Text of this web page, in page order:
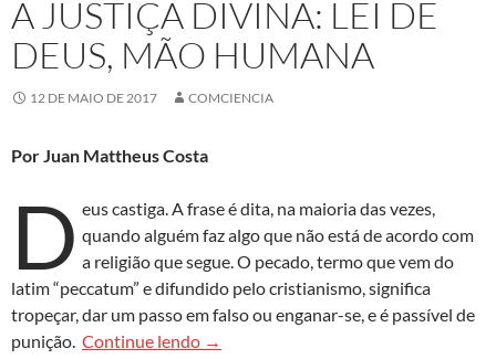
A JUSTIÇA DIVINA: LEI DE
DEUS, MÃO HUMANA
12 DE MAIO DE 2017 COMCIENCIA
Por Juan Mattheus Costa
D eus castiga. A frase é dita, na maioria das vezes,
quando alguém faz algo que não está de acordo com
a religião que segue. O pecado, termo que vem do
latim “peccatum” e difundido pelo cristianismo, significa
tropeçar, dar um passo em falso ou enganar-se, e é passível de
punição. Continue lendo A justiça divina: lei de Deus, mão
→